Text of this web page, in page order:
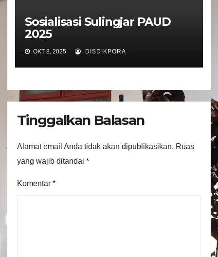
Sosialisasi Sulingjar PAUD
2025
OKT 8, 2025 DISDIKPORA
Tinggalkan Balasan
Alamat email Anda tidak akan dipublikasikan. Ruas
yang wajib ditandai *
Komentar *